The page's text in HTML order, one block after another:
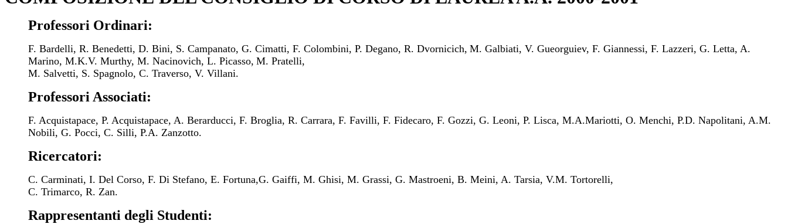
Professori Ordinari:
F. Bardelli, R. Benedetti, D. Bini, S. Campanato, G. Cimatti, F. Colombini, P. Degano, R. Dvornicich, M. Galbiati, V. Gueorguiev, F. Giannessi, F. Lazzeri, G. Letta, A.
Marino, M.K.V. Murthy, M. Nacinovich, L. Picasso, M. Pratelli,
M. Salvetti, S. Spagnolo, C. Traverso, V. Villani.
Professori Associati:
F. Acquistapace, P. Acquistapace, A. Berarducci, F. Broglia, R. Carrara, F. Favilli, F. Fidecaro, F. Gozzi, G. Leoni, P. Lisca, M.A.Mariotti, O. Menchi, P.D. Napolitani, A.M.
Nobili, G. Pocci, C. Silli, P.A. Zanzotto.
Ricercatori:
C. Carminati, I. Del Corso, F. Di Stefano, E. Fortuna,G. Gaiffi, M. Ghisi, M. Grassi, G. Mastroeni, B. Meini, A. Tarsia, V.M. Tortorelli,
C. Trimarco, R. Zan.
Rappresentanti degli Studenti: